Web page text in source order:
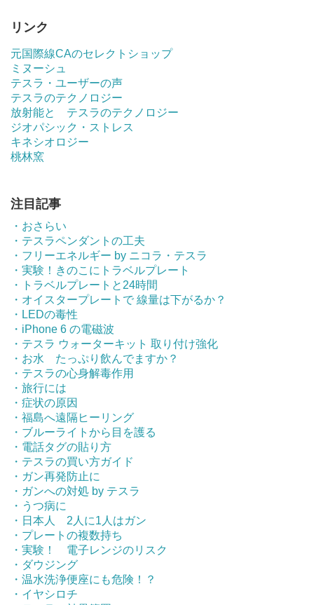
リンク
元国際線CAのセレクトショップ
ミヌーシュ
テスラ・ユーザーの声
テスラのテクノロジー
放射能と テスラのテクノロジー
ジオパシック・ストレス
キネシオロジー
桃林窯
注目記事
・おさらい
・テスラペンダントの工夫
・フリーエネルギー by ニコラ・テスラ
・実験！きのこにトラベルプレート
・トラベルプレートと24時間
・オイスタープレートで 線量は下がるか？
・LEDの毒性
・iPhone 6 の電磁波
・テスラ ウォーターキット 取り付け強化
・お水 たっぷり飲んでますか？
・テスラの心身解毒作用
・旅行には
・症状の原因
・福島へ遠隔ヒーリング
・ブルーライトから目を護る
・電話タグの貼り方
・テスラの買い方ガイド
・ガン再発防止に
・ガンへの対処 by テスラ
・うつ病に
・日本人 2人に1人はガン
・プレートの複数持ち
・実験！ 電子レンジのリスク
・ダウジング
・温水洗浄便座にも危険！？
・イヤシロチ